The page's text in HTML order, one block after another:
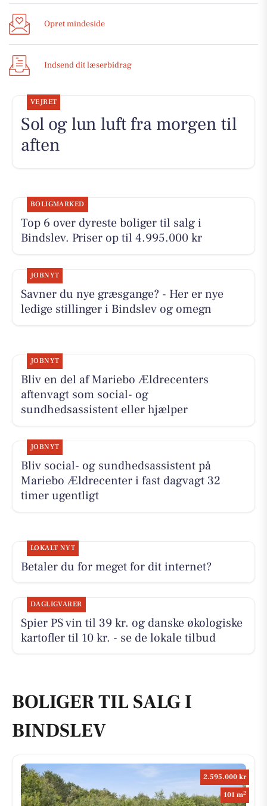
Opret mindeside
Indsend dit læserbidrag
VEJRET
Sol og lun luft fra morgen til
aften
BOLIGMARKED
Top 6 over dyreste boliger til salg i
Bindslev. Priser op til 4.995.000 kr
JOBNYT
Savner du nye græsgange? - Her er nye
ledige stillinger i Bindslev og omegn
JOBNYT
Bliv en del af Mariebo Ældrecenters
aftenvagt som social- og
sundhedsassistent eller hjælper
JOBNYT
Bliv social- og sundhedsassistent på
Mariebo Ældrecenter i fast dagvagt 32
timer ugentligt
LOKALT NYT
Betaler du for meget for dit internet?
DAGLIGVARER
Spier PS vin til 39 kr. og danske økologiske
kartofler til 10 kr. - se de lokale tilbud
BOLIGER TIL SALG I
BINDSLEV
2.595.000 kr
101 m2